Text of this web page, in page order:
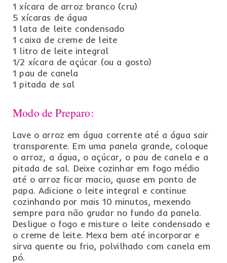
1 xícara de arroz branco (cru)
5 xícaras de água
1 lata de leite condensado
1 caixa de creme de leite
1 litro de leite integral
1/2 xícara de açúcar (ou a gosto)
1 pau de canela
1 pitada de sal
Modo de Preparo:
Lave o arroz em água corrente até a água sair
transparente. Em uma panela grande, coloque
o arroz, a água, o açúcar, o pau de canela e a
pitada de sal. Deixe cozinhar em fogo médio
até o arroz ficar macio, quase em ponto de
papa. Adicione o leite integral e continue
cozinhando por mais 10 minutos, mexendo
sempre para não grudar no fundo da panela.
Desligue o fogo e misture o leite condensado e
o creme de leite. Mexa bem até incorporar e
sirva quente ou frio, polvilhado com canela em
pó.